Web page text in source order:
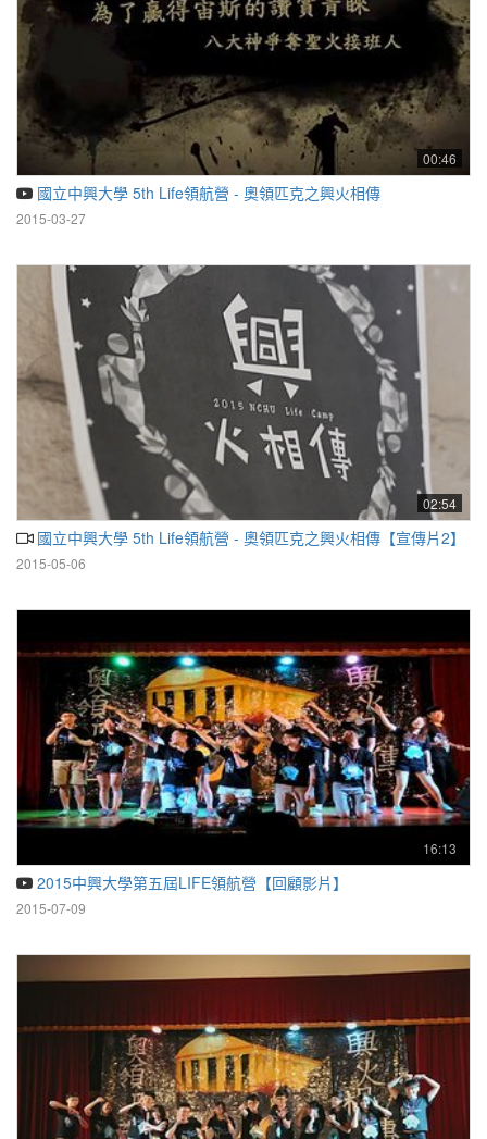
00:46
國立中興大學 5th Life領航營 - 奧領匹克之興火相傳
2015-03-27
02:54
國立中興大學 5th Life領航營 - 奧領匹克之興火相傳【宣傳片2】
2015-05-06
16:13
2015中興大學第五屆LIFE領航營【回顧影片】
2015-07-09